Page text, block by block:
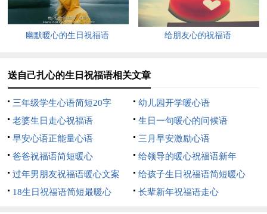
4、在今天这个特殊的日子里为你奏响。
稳，走出一条鲜花满途的大道。
7、愿你在以后的日子里，写出一部充满诗情画意的人生故
事，走出一条充满七色阳光的路。
8、今夜，那一轮新月静静地映在我的窗棂，想把那一抹清
光寄去，为你燃亮18枚心愿。
幽默暖心的生日祝福语 给朋友心的祝福语
送自己扎心的生日祝福语相关文章
三年级学生心语简短20字
幼儿园开学暖心语
老婆生日走心祝福语
生日一句暖心的问候语
早安心语正能量心语
三月早安激励心语
爸爸祝福语简短暖心
给领导的暖心祝福语新年
过年男朋友祝福语暖心文案
给孩子生日祝福语简短暖心
18生日祝福语简短最暖心
长辈新年祝福语走心